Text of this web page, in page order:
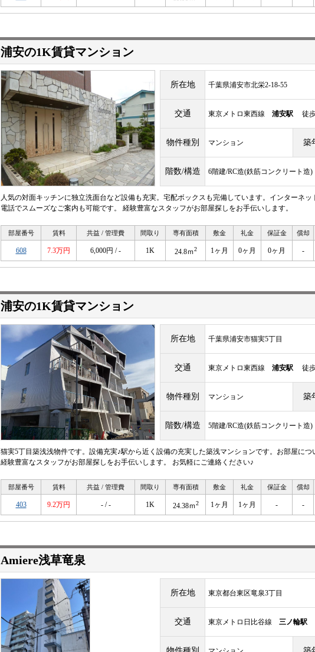
浦安の1K賃貸マンション
所在地 千葉県浦安市北栄2-18-55
交通 東京メトロ東西線 浦安駅 徒
物件種別 マンション 築
階数/構造 6階建/RC造(鉄筋コンクリート造)
人気の対面キッチンに独立洗面台など設備も充実。宅配ボックスも完備しています。インターネ
電話でスムーズなご案内も可能です。 経験豊富なスタッフがお部屋探しをお手伝いします。
部屋番号 賃料 共益 / 管理費 間取り 専有面積 敷金 礼金 保証金 償却
608 7.3万円 6,000円 / - 1K 24.8ｍ2 1ヶ月 0ヶ月 0ヶ月 -
浦安の1K賃貸マンション
所在地 千葉県浦安市猫実5丁目
交通 東京メトロ東西線 浦安駅 徒
物件種別 マンション 築
階数/構造 5階建/RC造(鉄筋コンクリート造)
猫実5丁目築浅浅物件です。設備充実♪駅から近く設備の充実した築浅マンションです。お部屋につ
経験豊富なスタッフがお部屋探しをお手伝いします。 お気軽にご連絡ください♪
部屋番号 賃料 共益 / 管理費 間取り 専有面積 敷金 礼金 保証金 償却
403 9.2万円 - / - 1K 24.38ｍ2 1ヶ月 1ヶ月 - -
Amiere浅草竜泉
所在地 東京都台東区竜泉3丁目
交通 東京メトロ日比谷線 三ノ輪駅